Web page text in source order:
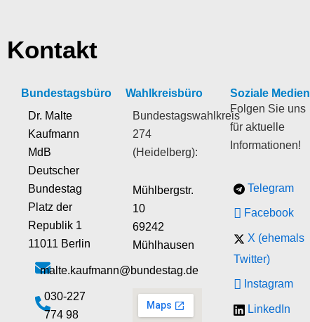
Kontakt
Bundestagsbüro
Dr. Malte
Kaufmann
MdB
Deutscher
Bundestag
Platz der
Republik 1
11011 Berlin
malte.kaufmann@bundestag.de
‭030-227
774 98‬
Wahlkreisbüro
Bundestagswahlkreis
274
(Heidelberg):
Mühlbergstr.
10
69242
Mühlhausen
Soziale Medien
Folgen Sie uns
für aktuelle
Informationen!
Telegram
Facebook
X (ehemals
Twitter)
Instagram
LinkedIn